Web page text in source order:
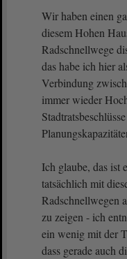
Wir haben einen
diesem Hohen
Radschnellwege
das habe ich hier
Verbindung
immer wieder
Ich glaube, das ist
tatsächlich mit
Radschnellwegen
zu zeigen - ich
ein wenig mit der
dass gerade auch